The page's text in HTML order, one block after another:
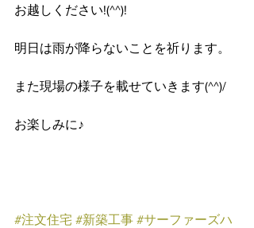
お越しください!(^^)!
明日は雨が降らないことを祈ります。
また現場の様子を載せていきます(^^)/
お楽しみに♪
#注文住宅 #新築工事 #サーファーズハ